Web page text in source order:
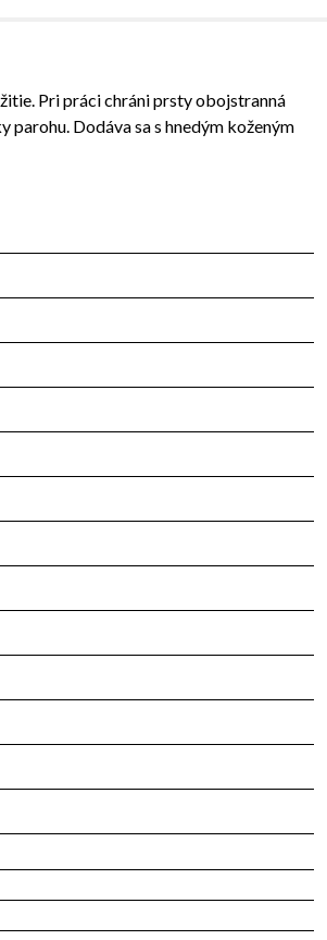
Pri práci chráni prsty obojstranná
parohu. Dodáva sa s hnedým koženým